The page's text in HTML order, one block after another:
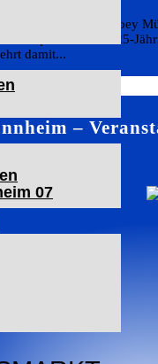
07
Mittelfeldspieler Joey
verpflichtet. Der 25-
damit...
–